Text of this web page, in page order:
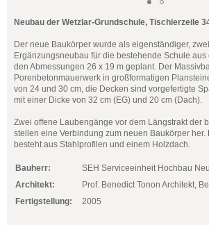
Neubau der Wetzlar-Grundschule, Tischlerzeile
Der neue Baukörper wurde als eigenständiger,
Ergänzungsneubau für die bestehende Schule
den Abmessungen 26 x 19 m geplant. Der
Porenbetonmauerwerk in großformatigen
von 24 und 30 cm, die Decken sind vorgefertigte
mit einer Dicke von 32 cm (EG) und 20 cm (Dach).
Zwei offene Laubengänge vor dem Längstrakt der
stellen eine Verbindung zum neuen Baukörper her.
besteht aus Stahlprofilen und einem Holzdach.
Bauherr:
SEH Serviceeinheit Hochbau
Architekt:
Prof. Benedict Tonon Architekt,
Fertigstellung:
2005